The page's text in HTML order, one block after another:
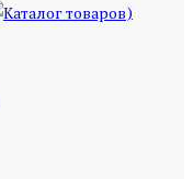
)